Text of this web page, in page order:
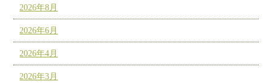
2026年8月
2026年6月
2026年4月
2026年3月